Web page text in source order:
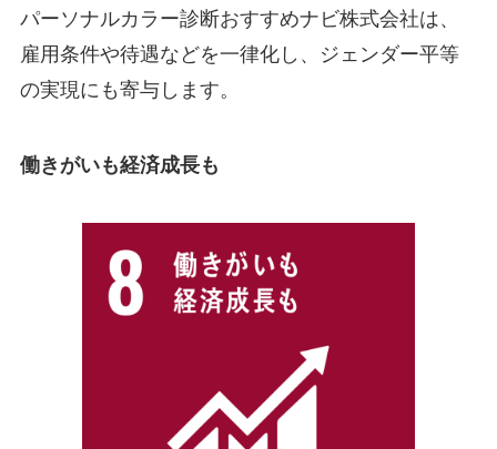
パーソナルカラー診断おすすめナビ株式会社は、
雇用条件や待遇などを一律化し、ジェンダー平等
の実現にも寄与します。
働きがいも経済成長も